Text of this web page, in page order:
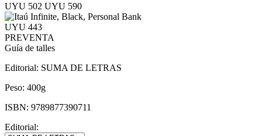
UYU 502 UYU 590
UYU 443
PREVENTA
Guía de talles
Editorial: SUMA DE LETRAS
Peso: 400g
ISBN: 9789877390711
Editorial: